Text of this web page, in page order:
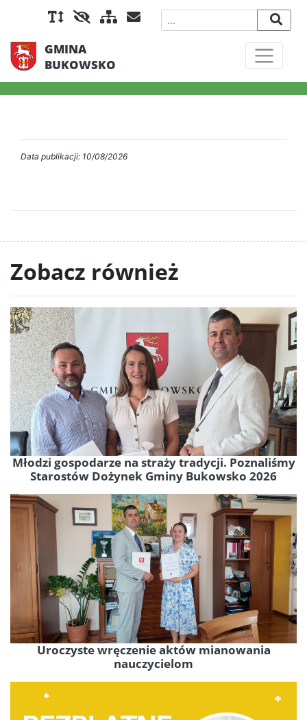
GMINA
BUKOWSKO
Data publikacji: 10/08/2026
Zobacz również
Młodzi gospodarze na straży tradycji. Poznaliśmy
Starostów Dożynek Gminy Bukowsko 2026
Uroczyste wręczenie aktów mianowania
nauczycielom